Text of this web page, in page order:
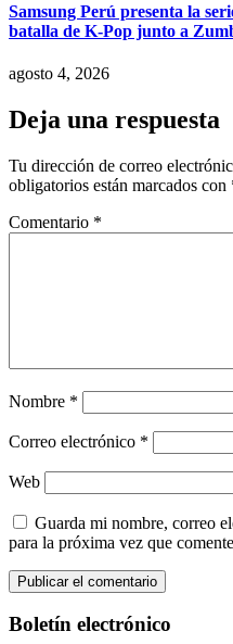
Samsung Perú presenta la
batalla de K-Pop junto a
agosto 4, 2026
Deja una respuesta
Tu dirección de correo
obligatorios están marcados con
Comentario *
Nombre *
Correo electrónico *
Web
Guarda mi nombre, correo
para la próxima vez que
Boletín electrónico